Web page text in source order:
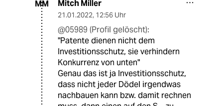
MM Mitch Miller
21.01.2022, 12:56 Uhr
@05989 (Profil gelöscht):
"Patente dienen nicht dem
Investitionsschutz, sie verhindern
Konkurrenz von unten"
Genau das ist ja Investitionsschutz,
dass nicht jeder Dödel irgendwas
nachbauen kann bzw. damit rechnen